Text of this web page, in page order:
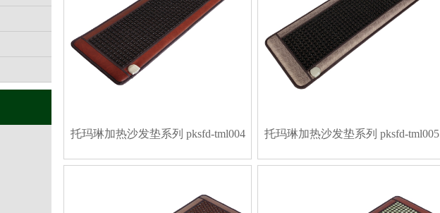
托玛琳加热沙发垫系列 pksfd-tml004 托玛琳加热沙发垫系列 pksfd-tml005